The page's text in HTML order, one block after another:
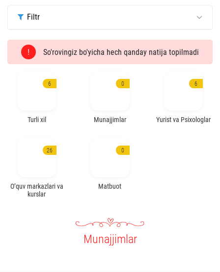
Filtr
So'rovingiz bo'yicha hech qanday natija topilmadi
6
Turli xil
0
Munajjimlar
6
Yurist va Psixologlar
26
O’quv markazlari va
kurslar
0
Matbuot
Munajjimlar